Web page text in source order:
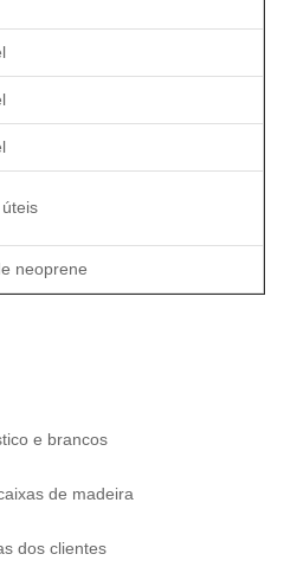
neoprene
e brancos
de madeira
dos clientes